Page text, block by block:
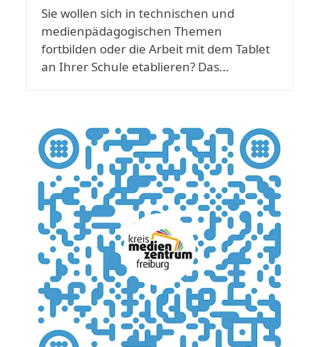
Sie wollen sich in technischen und
medienpädagogischen Themen
fortbilden oder die Arbeit mit dem Tablet
an Ihrer Schule etablieren? Das…